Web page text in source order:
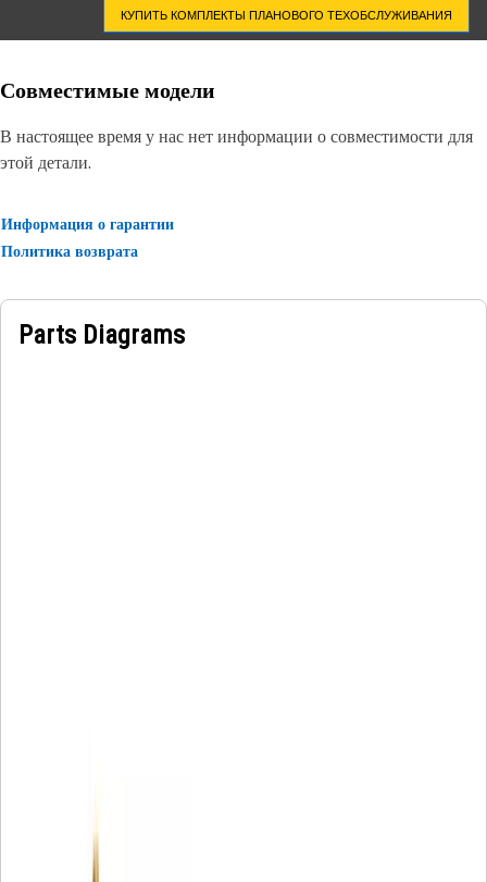
КУПИТЬ КОМПЛЕКТЫ ПЛАНОВОГО ТЕХОБСЛУЖИВАНИЯ
Совместимые модели
В настоящее время у нас нет информации о совместимости для
этой детали.
Информация о гарантии
Политика возврата
Parts Diagrams